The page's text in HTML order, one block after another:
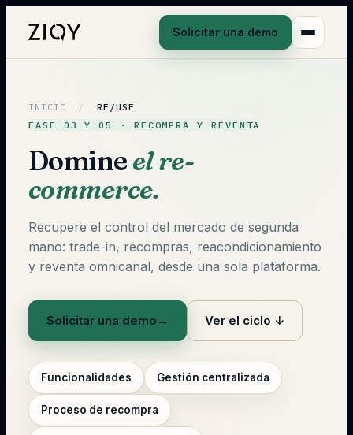
Solicitar una demo
INICIO /
RE/USE
FASE 03 Y 05 · RECOMPRA Y REVENTA
Domineel re-
commerce.
Recupere el control del mercado de segunda
mano: trade-in, recompras, reacondicionamiento
y reventa omnicanal, desde una sola plataforma.
Solicitar una demo → Ver el ciclo ↓
Funcionalidades Gestión centralizada
Proceso de recompra